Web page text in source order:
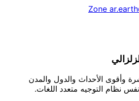
وأقوى الأحداث والدول والمدن
نظام التوجيه متعدد اللغات.